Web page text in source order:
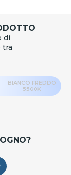
di
tra
BIANCO FREDDO
5500K